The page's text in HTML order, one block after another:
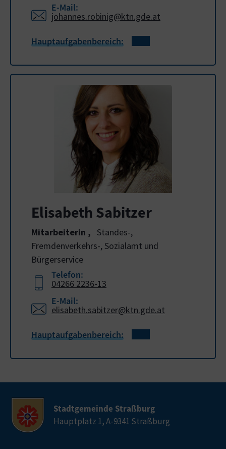
E-Mail:
johannes.robinig@ktn.gde.at
Hauptaufgabenbereich:
Elisabeth Sabitzer
Mitarbeiterin ,
Standes-,
Fremdenverkehrs-, Sozialamt und
Bürgerservice
Telefon:
04266 2236-13
E-Mail:
elisabeth.sabitzer@ktn.gde.at
Hauptaufgabenbereich:
Stadtgemeinde Straßburg
Hauptplatz 1, A-9341 Straßburg